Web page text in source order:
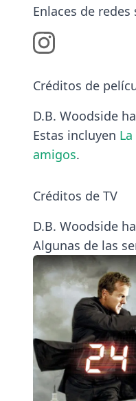
Enlaces de redes
Créditos de
D.B. Woodside
Estas incluyen
amigos.
Créditos de TV
D.B. Woodside
Algunas de las